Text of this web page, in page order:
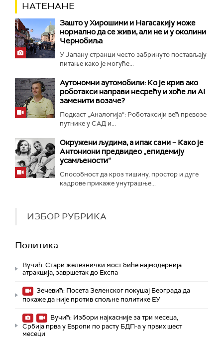
НАТЕНАНЕ
Зашто у Хирошими и Нагасакију може
нормално да се живи, али не и у околини
Чернобиља
У Јапану странци често забринуто постављају
питање како је могуће...
Аутономни аутомобили: Ко је крив ако
роботакси направи несрећу и хоће ли AI
заменити возаче?
Подкаст „Аналогија“: Роботаксији већ превозе
путнике у САД и...
Окружени људима, а ипак сами – Како је
Антониони предвидео „епидемију
усамљености“
Способност да кроз тишину, простор и дуге
кадрове прикаже унутрашње...
ИЗБОР РУБРИКА
Политика
Вучић: Стари железнички мост биће најмодернија
атракција, завршетак до Експа
Зечевић: Посета Зеленског покушај Београда да
покаже да није против спољне политике ЕУ
Вучић: Избори најкасније за три месеца,
Србија прва у Европи по расту БДП-а у првих шест
месеци